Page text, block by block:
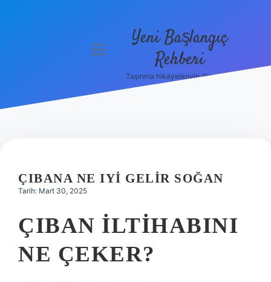
Politikası
menüyü
Yeni Başlangıç
Rehberi
Taşınma hikayeleriyle ilham bul!
ÇIBANA NE IYI GELIR SOĞAN
Tarih: Mart 30, 2025
ÇIBAN ILTIHABINI
NE ÇEKER?